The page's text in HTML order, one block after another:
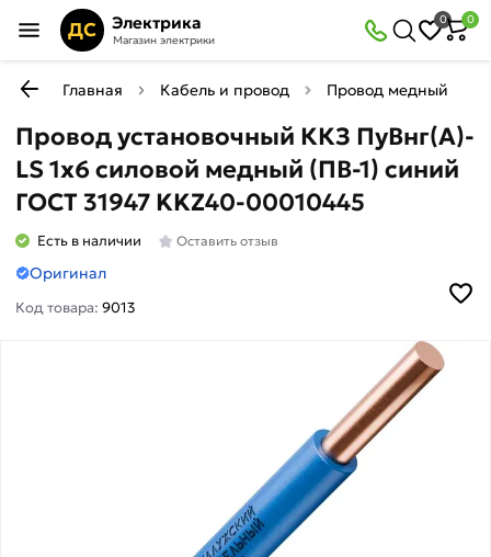
ДС Электрика
Магазин электрики
0 0
Главная Кабель и провод Провод медный
Провод установочный ККЗ ПуВнг(А)-
LS 1х6 силовой медный (ПВ-1) синий
ГОСТ 31947 KKZ40-00010445
Есть в наличии Оставить отзыв
Оригинал
Код товара:9013